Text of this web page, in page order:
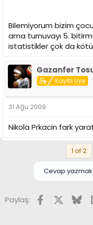
Bilemiyorum bizim
ama turnuvayı 5.
istatistikler çok da kötü
Gazanfer
Kayıtlı Üye
31 Ağu 2009
Nikola Prkacin fark
1 of 2
Cevap yazmak
Paylaş: Facebook
X